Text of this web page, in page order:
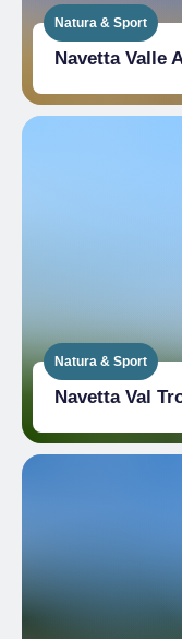
Natura & Sport
Navetta Valle
Natura & Sport
Navetta Val